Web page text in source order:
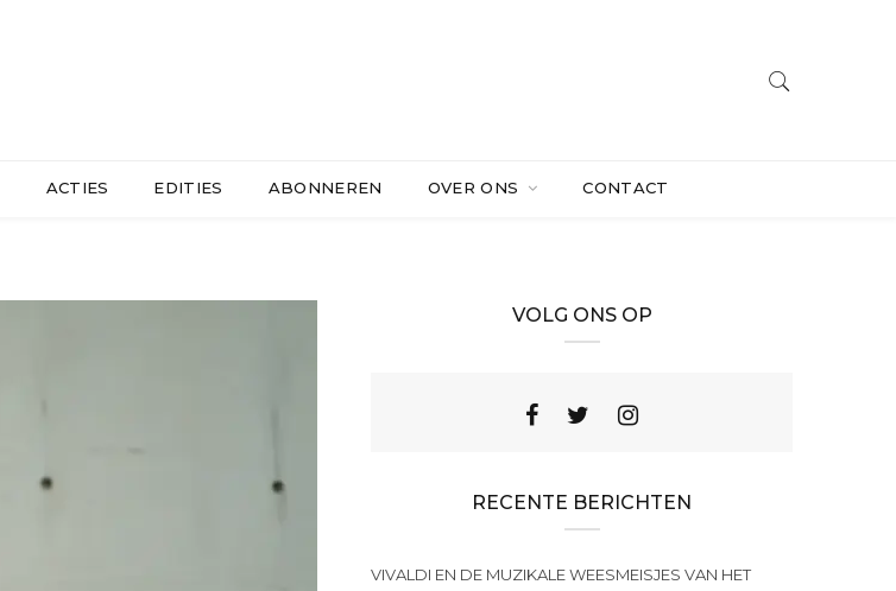
ACTIES EDITIES ABONNEREN OVER ONS CONTACT
VOLG ONS OP
RECENTE BERICHTEN
VIVALDI EN DE MUZIKALE WEESMEISJES VAN HET